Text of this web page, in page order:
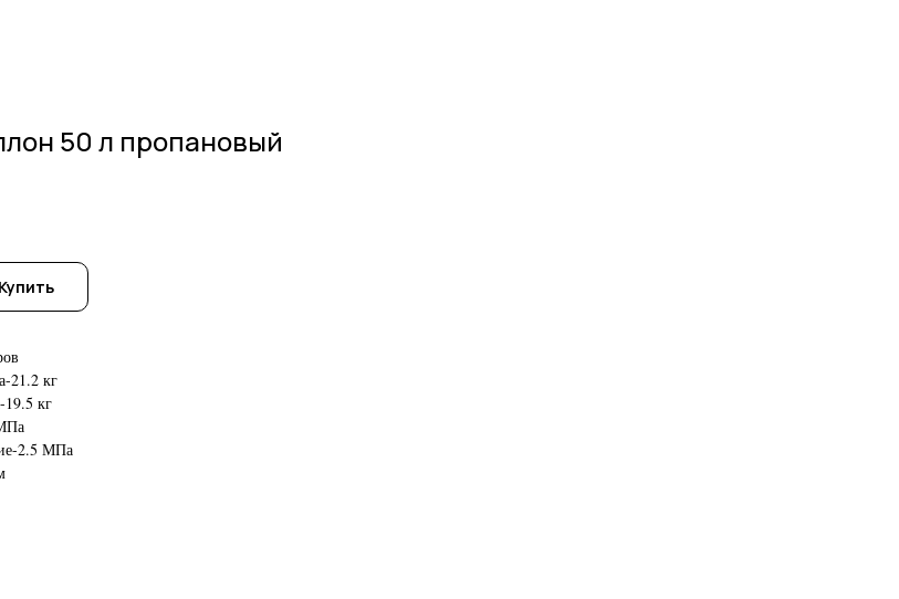
50 л пропановый
Купить
21.2 кг
19.5 кг
2.5 МПа